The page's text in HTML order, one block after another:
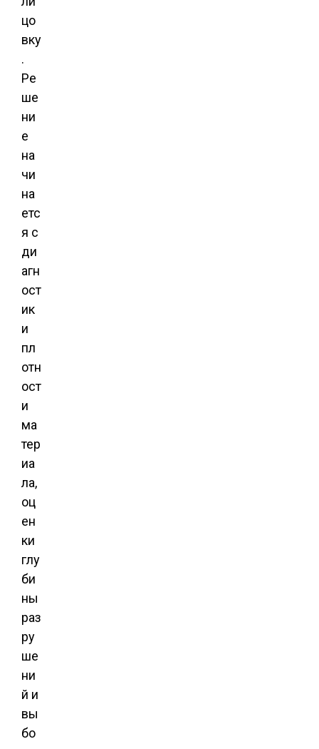
цо
вку
.
Ре
ше
ни
е
на
чи
на
етс
я с
ди
агн
ост
ик
и
пл
отн
ост
и
ма
тер
иа
ла,
оц
ен
ки
глу
би
ны
раз
ру
ше
ни
й и
вы
бо